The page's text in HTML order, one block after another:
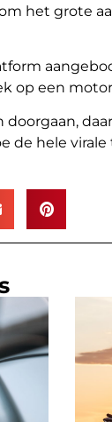
het grote
op een
de hele